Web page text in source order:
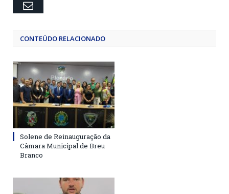
Email
CONTEÚDO RELACIONADO
Solene de Reinauguração da
Câmara Municipal de Breu
Branco